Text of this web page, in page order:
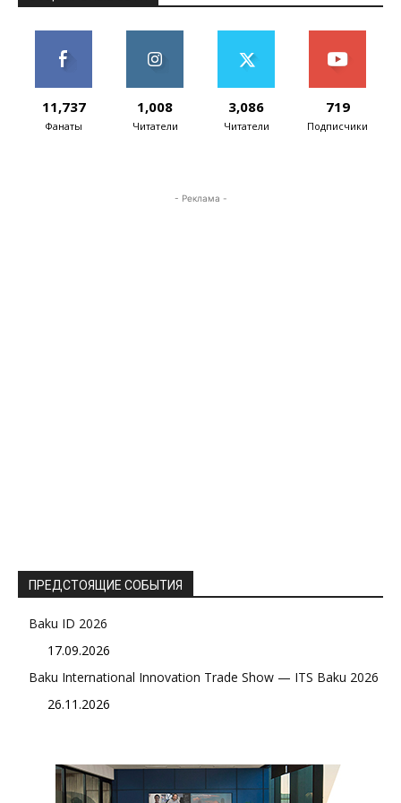
11,737
Фанаты
1,008
Читатели
3,086
Читатели
719
Подписчики
- Реклама -
ПРЕДСТОЯЩИЕ СОБЫТИЯ
Baku ID 2026
17.09.2026
Baku International Innovation Trade Show — ITS Baku 2026
26.11.2026